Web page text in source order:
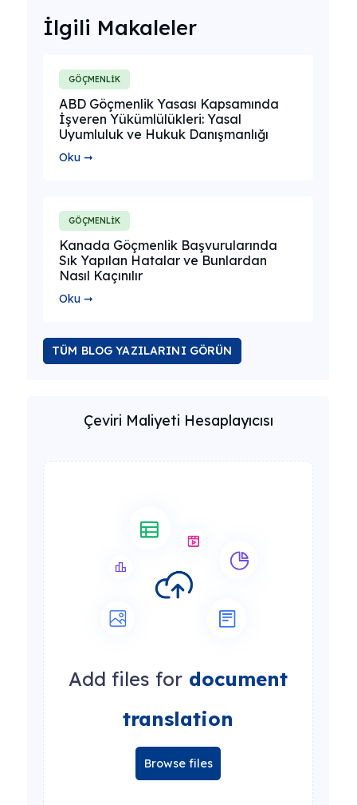
İlgili Makaleler
GÖÇMENLİK
ABD Göçmenlik Yasası Kapsamında
İşveren Yükümlülükleri: Yasal
Uyumluluk ve Hukuk Danışmanlığı
Oku ➞
GÖÇMENLİK
Kanada Göçmenlik Başvurularında
Sık Yapılan Hatalar ve Bunlardan
Nasıl Kaçınılır
Oku ➞
TÜM BLOG YAZILARINI GÖRÜN
Çeviri Maliyeti Hesaplayıcısı
Add files for document
translation
Browse files